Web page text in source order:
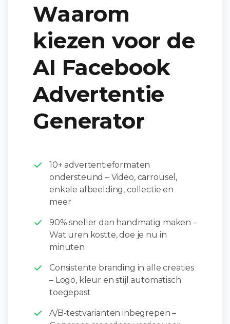
Waarom
kiezen voor de
AI Facebook
Advertentie
Generator
10+ advertentieformaten
ondersteund – Video, carrousel,
enkele afbeelding, collectie en
meer
90% sneller dan handmatig maken –
Wat uren kostte, doe je nu in
minuten
Consistente branding in alle creaties
– Logo, kleur en stijl automatisch
toegepast
A/B-testvarianten inbegrepen –